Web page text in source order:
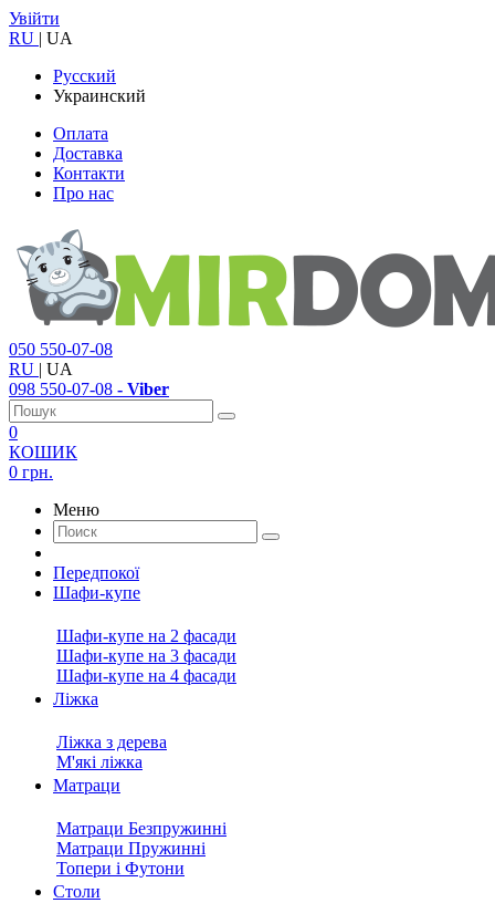
Увійти
RU | UA
Русский
Украинский
Оплата
Доставка
Контакти
Про нас
050 550-07-08
RU | UA
098 550-07-08 - Viber
0
КОШИК
0 грн.
Меню
Передпокої
Шафи-купе
Шафи-купе на 2 фасади
Шафи-купе на 3 фасади
Шафи-купе на 4 фасади
Ліжка
Ліжка з дерева
М'які ліжка
Матраци
Матраци Безпружинні
Матраци Пружинні
Топери і Футони
Столи